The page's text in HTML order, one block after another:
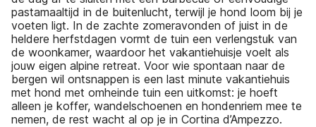
pastamaaltijd in de buitenlucht, terwijl je hond loom bij je
voeten ligt. In de zachte zomeravonden of juist in de
heldere herfstdagen vormt de tuin een verlengstuk van
de woonkamer, waardoor het vakantiehuisje voelt als
jouw eigen alpine retreat. Voor wie spontaan naar de
bergen wil ontsnappen is een last minute vakantiehuis
met hond met omheinde tuin een uitkomst: je hoeft
alleen je koffer, wandelschoenen en hondenriem mee te
nemen, de rest wacht al op je in Cortina d’Ampezzo.